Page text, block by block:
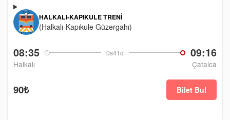
08:35 0s41d 09:16
Halkalı Çatalca
HALKALI-KAPIKULE TRENI
(Halkalı-Kapıkule Güzergahı)
90₺ Bilet Bul